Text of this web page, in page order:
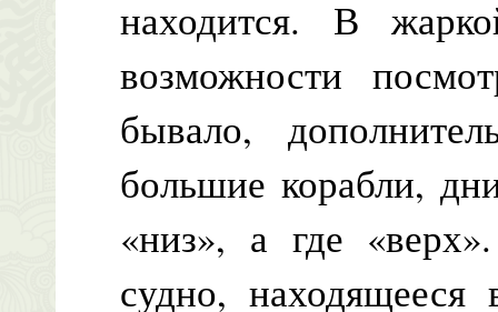
находится. В
возможности
бывало,
большие корабли,
«низ», а где
судно, находящееся